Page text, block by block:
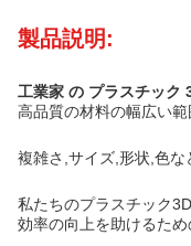
製品説明:
工業家 の プラスチック
高品質の材料の幅広い
複雑さ,サイズ,形状,色
私たちのプラスチック
効率の向上を助けるた